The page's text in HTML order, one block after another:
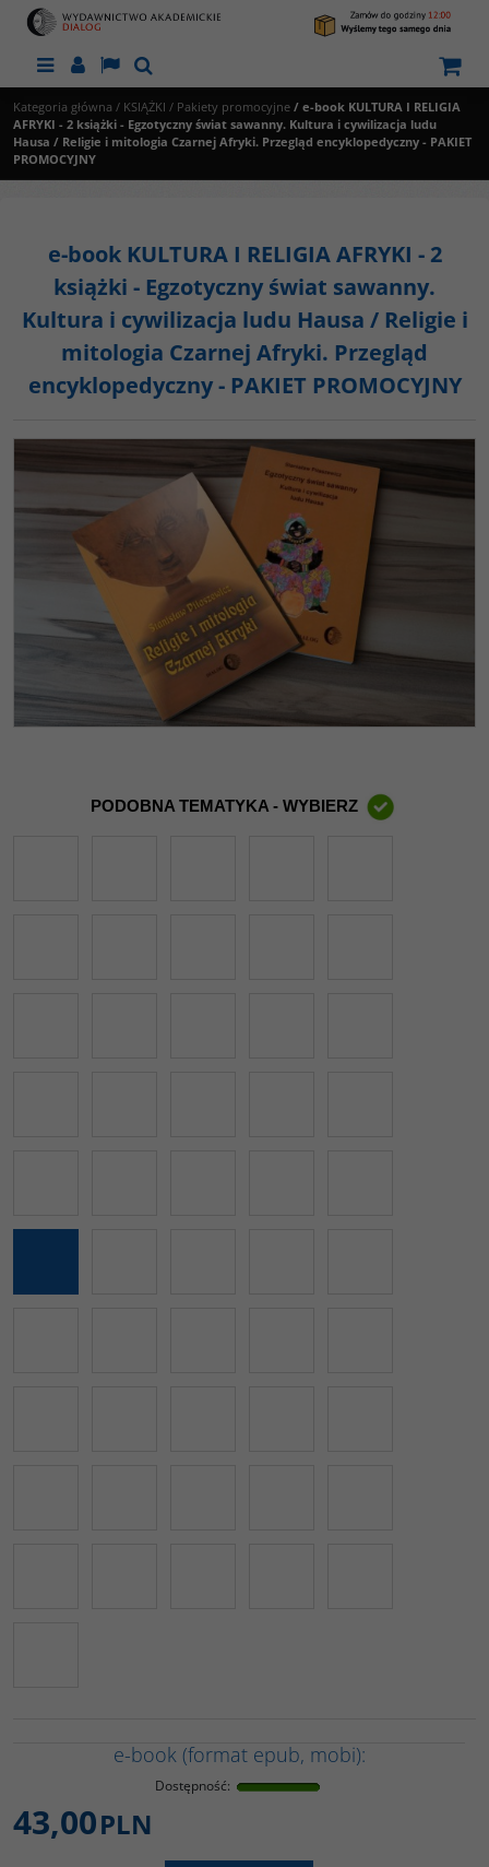
MenuPanelLangSzukaj
Kategoria główna / KSIĄŻKI / Pakiety promocyjne / e-book KULTURA I RELIGIA
AFRYKI - 2 książki - Egzotyczny świat sawanny. Kultura i cywilizacja ludu
Hausa / Religie i mitologia Czarnej Afryki. Przegląd encyklopedyczny - PAKIET
PROMOCYJNY
e-book KULTURA I RELIGIA AFRYKI - 2
książki - Egzotyczny świat sawanny.
Kultura i cywilizacja ludu Hausa / Religie i
mitologia Czarnej Afryki. Przegląd
encyklopedyczny - PAKIET PROMOCYJNY
PODOBNA TEMATYKA - WYBIERZ
e-book (format epub, mobi):
Dostępność:
43,00PLN